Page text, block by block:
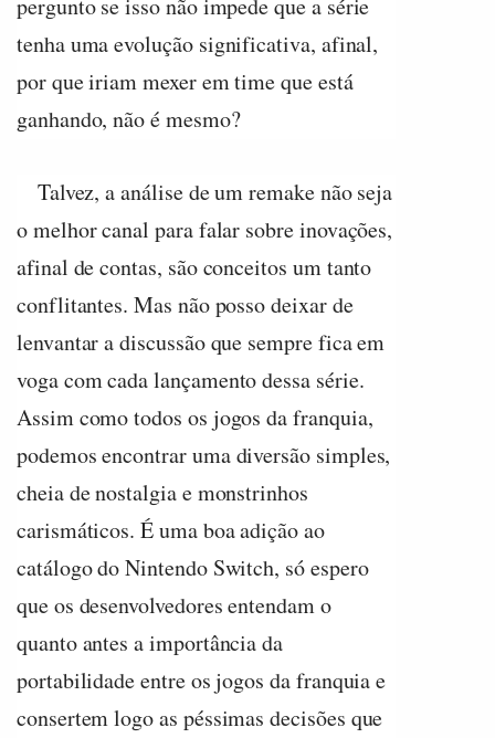
pergunto se isso não impede que a série
tenha uma evolução significativa, afinal,
por que iriam mexer em time que está
ganhando, não é mesmo?
Talvez, a análise de um remake não seja
o melhor canal para falar sobre inovações,
afinal de contas, são conceitos um tanto
conflitantes. Mas não posso deixar de
lenvantar a discussão que sempre fica em
voga com cada lançamento dessa série.
Assim como todos os jogos da franquia,
podemos encontrar uma diversão simples,
cheia de nostalgia e monstrinhos
carismáticos. É uma boa adição ao
catálogo do Nintendo Switch, só espero
que os desenvolvedores entendam o
quanto antes a importância da
portabilidade entre os jogos da franquia e
consertem logo as péssimas decisões que